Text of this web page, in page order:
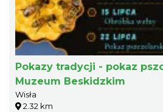
Pokazy tradycji - pokaz
Muzeum Beskidzkim
Wisła
2.32 km